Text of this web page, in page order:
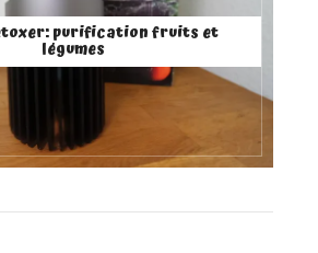
purification fruits et
légumes